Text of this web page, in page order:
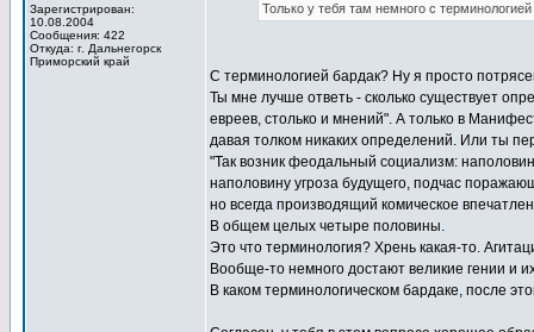
Зарегистрирован:
10.08.2004
Сообщения: 422
Откуда: г. Дальнегорск
Приморский край
Только у тебя там немного с
С терминологией бардак? Ну я просто
Ты мне лучше ответь - сколько существует
евреев, столько и мнений". А только в
давая толком никаких определений. Или ты
"Так возник феодальный социализм:
наполовину угроза будущего, подчас
но всегда производящий комическое
В общем целых четыре половины.
Это что терминология? Хрень какая-то.
Вообще-то немного достают великие гении и
В каком терминологическом бардаке, после